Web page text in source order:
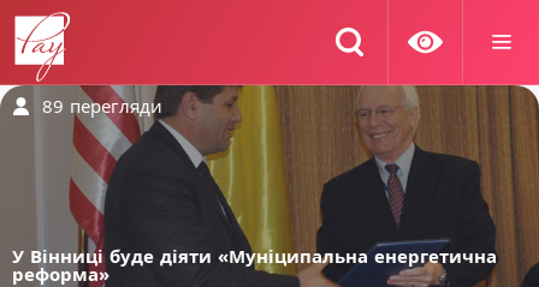
89 перегляди
У Вінниці буде діяти «Муніципальна енергетична
реформа»